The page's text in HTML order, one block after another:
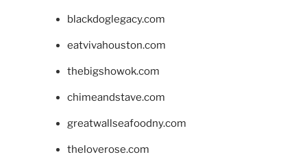
blackdoglegacy.com
eatvivahouston.com
thebigshowok.com
chimeandstave.com
greatwallseafoodny.com
theloverose.com